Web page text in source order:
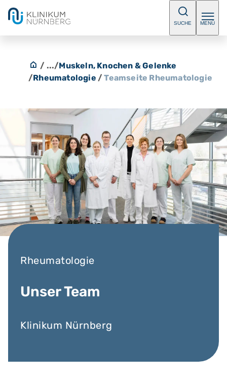
SUCHE MENÜ
/ .../Muskeln, Knochen & Gelenke
/Rheumatologie /Teamseite Rheumatologie
Rheumatologie
Unser Team
Klinikum Nürnberg